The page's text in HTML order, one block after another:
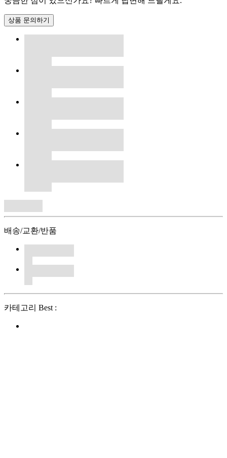
상품 문의하기
배송/교환/반품
카테고리 Best :